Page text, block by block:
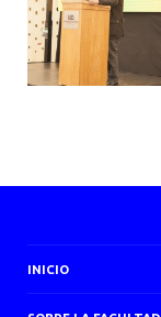
INICIO